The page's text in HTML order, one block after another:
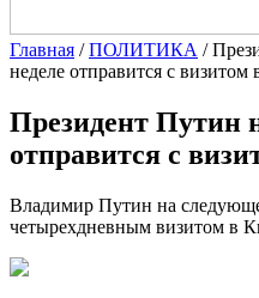
Главная /ПОЛИТИКА /
неделе отправится с
Президент Путин
отправится с
Владимир Путин на
четырехдневным визитом в